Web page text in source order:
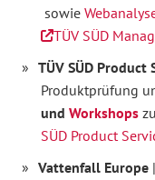
sowie
TÜV SÜD
TÜV SÜD Product
Produktprüfung
und Workshops zu
SÜD Product
Vattenfall Europe